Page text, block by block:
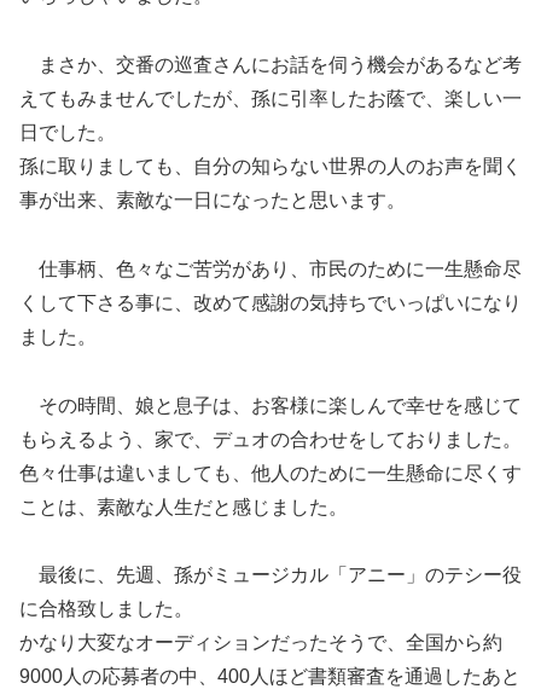
まさか、交番の巡査さんにお話を伺う機会があるなど考
えてもみませんでしたが、孫に引率したお蔭で、楽しい一
日でした。
孫に取りましても、自分の知らない世界の人のお声を聞く
事が出来、素敵な一日になったと思います。
仕事柄、色々なご苦労があり、市民のために一生懸命尽
くして下さる事に、改めて感謝の気持ちでいっぱいになり
ました。
その時間、娘と息子は、お客様に楽しんで幸せを感じて
もらえるよう、家で、デュオの合わせをしておりました。
色々仕事は違いましても、他人のために一生懸命に尽くす
ことは、素敵な人生だと感じました。
最後に、先週、孫がミュージカル「アニー」のテシー役
に合格致しました。
かなり大変なオーディションだったそうで、全国から約
9000人の応募者の中、400人ほど書類審査を通過したあと